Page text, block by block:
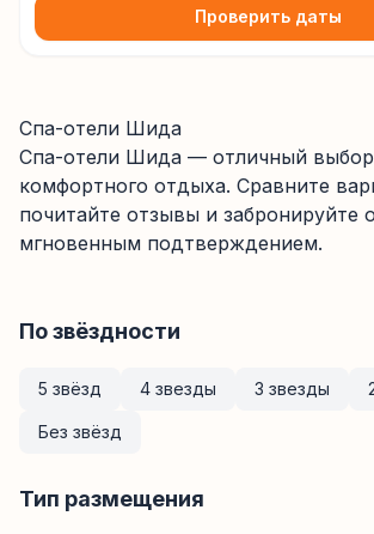
Проверить даты
Спа-отели Шида
Спа-отели Шида — отличный
комфортного отдыха. Сравните
почитайте отзывы и забронируйте
мгновенным подтверждением.
По звёздности
5 звёзд 4 звезды 3 звезды
Без звёзд
Тип размещения